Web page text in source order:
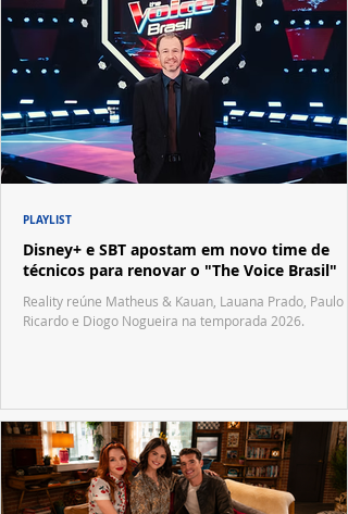
Disney+ e SBT apostam em novo time de
técnicos para renovar o "The Voice Brasil"
Reality reúne Matheus & Kauan, Lauana Prado, Paulo
Ricardo e Diogo Nogueira na temporada 2026.
PLAYLIST